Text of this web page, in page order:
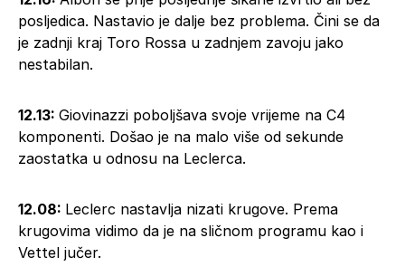
posljedica. Nastavio je dalje bez problema. Čini se da
je zadnji kraj Toro Rossa u zadnjem zavoju jako
nestabilan.
12.13: Giovinazzi poboljšava svoje vrijeme na C4
komponenti. Došao je na malo više od sekunde
zaostatka u odnosu na Leclerca.
12.08: Leclerc nastavlja nizati krugove. Prema
krugovima vidimo da je na sličnom programu kao i
Vettel jučer.